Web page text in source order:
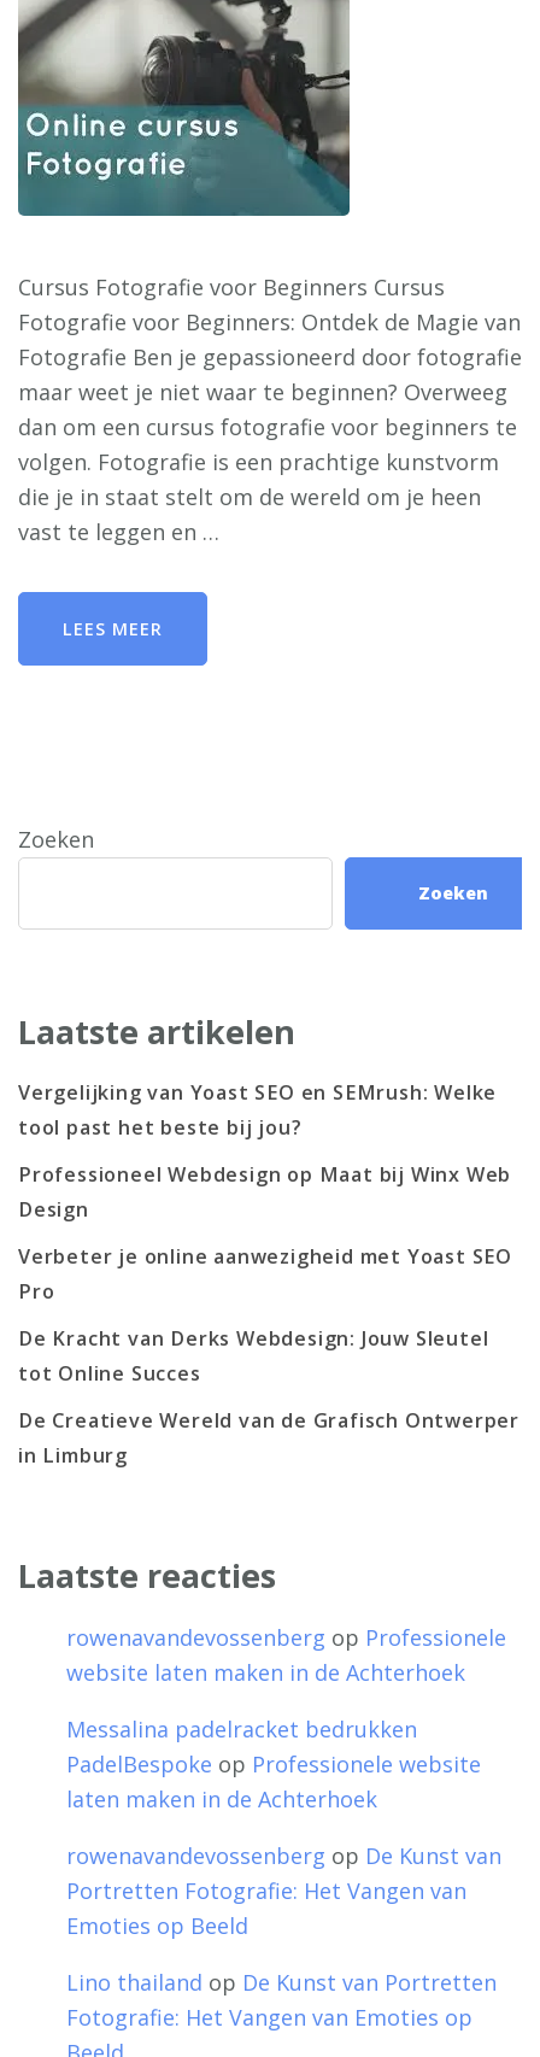
Cursus Fotografie voor Beginners Cursus
Fotografie voor Beginners: Ontdek de Magie van
Fotografie Ben je gepassioneerd door fotografie
maar weet je niet waar te beginnen? Overweeg
dan om een cursus fotografie voor beginners te
volgen. Fotografie is een prachtige kunstvorm
die je in staat stelt om de wereld om je heen
vast te leggen en …
LEES MEER
Zoeken
Zoeken
Laatste artikelen
Vergelijking van Yoast SEO en SEMrush: Welke
tool past het beste bij jou?
Professioneel Webdesign op Maat bij Winx Web
Design
Verbeter je online aanwezigheid met Yoast SEO
Pro
De Kracht van Derks Webdesign: Jouw Sleutel
tot Online Succes
De Creatieve Wereld van de Grafisch Ontwerper
in Limburg
Laatste reacties
rowenavandevossenberg op Professionele
website laten maken in de Achterhoek
Messalina padelracket bedrukken
PadelBespoke op Professionele website
laten maken in de Achterhoek
rowenavandevossenberg op De Kunst van
Portretten Fotografie: Het Vangen van
Emoties op Beeld
Lino thailand op De Kunst van Portretten
Fotografie: Het Vangen van Emoties op